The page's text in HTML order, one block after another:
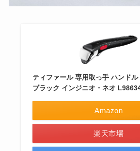
ティファール 専用取っ手 ハンドル
ブラック インジニオ・ネオ
Amazon
楽天市場